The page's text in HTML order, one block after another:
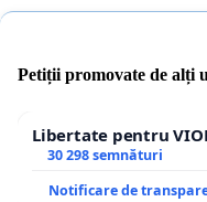
Petiții promovate de alți
Libertate pentru
30 298 semnături
Notificare de